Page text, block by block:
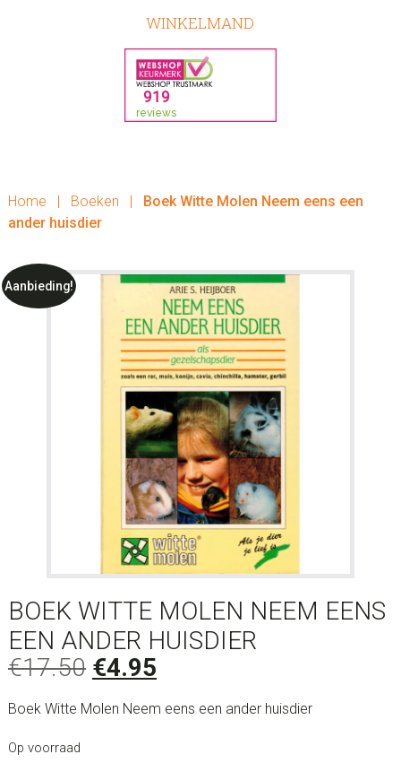
WINKELMAND
Home | Boeken |
Boek Witte Molen Neem eens een
ander huisdier
Aanbieding!
BOEK WITTE MOLEN NEEM EENS
EEN ANDER HUISDIER
€17.50 Oorspronkelijke
was:
€4.95Huidige
is:
Boek Witte Molen Neem eens een ander huisdier
Op voorraad